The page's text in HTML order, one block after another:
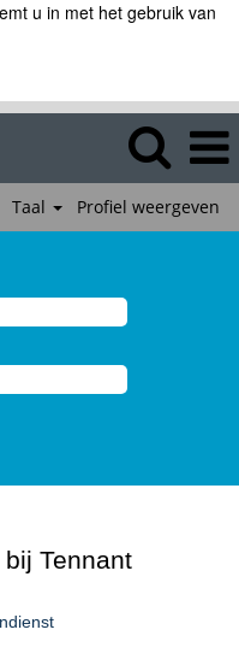
u in met het gebruik van
Taal Profiel weergeven
Tennant